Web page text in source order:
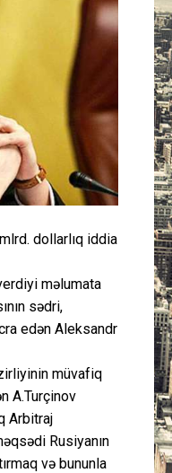
İdman
Layihə
Peşə etikası
dollarlıq iddia
məlumata
sədri,
edən Aleksandr
müvafiq
A.Turçinov
Arbitraj
Rusiyanın
və bununla